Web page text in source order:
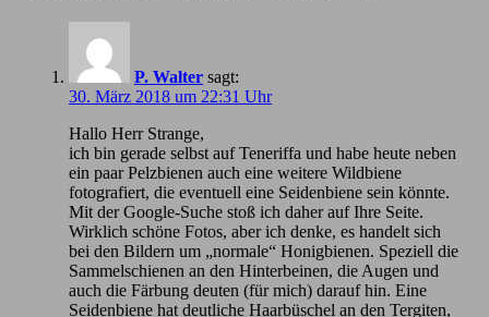
P. Walter sagt:
30. März 2018 um 22:31 Uhr
Hallo Herr Strange,
ich bin gerade selbst auf Teneriffa und habe heute neben
ein paar Pelzbienen auch eine weitere Wildbiene
fotografiert, die eventuell eine Seidenbiene sein könnte.
Mit der Google-Suche stoß ich daher auf Ihre Seite.
Wirklich schöne Fotos, aber ich denke, es handelt sich
bei den Bildern um „normale“ Honigbienen. Speziell die
Sammelschienen an den Hinterbeinen, die Augen und
auch die Färbung deuten (für mich) darauf hin. Eine
Seidenbiene hat deutliche Haarbüschel an den Tergiten,